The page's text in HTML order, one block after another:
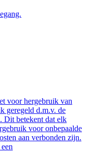
voor hergebruik van
geregeld d.m.v. de
Dit betekent dat elk
voor onbepaalde
aan verbonden zijn.